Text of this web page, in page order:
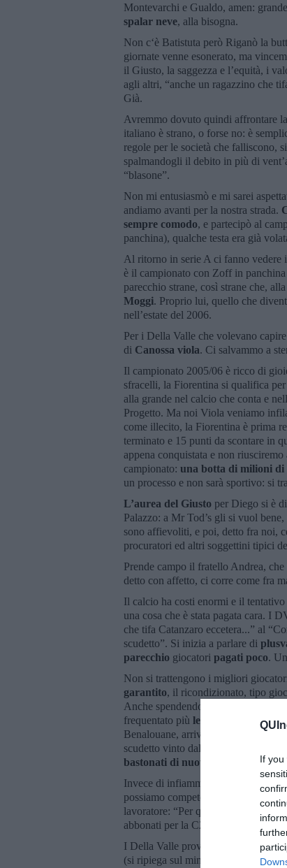
If
Montevarchi e Gualdo, amen:
spalar neve, alla bisogna.
Non c‘è Batistuta però Riganò la
giornate venne esonerato, ma
il Giusto, la saggezza e l’equità, i
agli altri, “anche un ragazzino che
Già.
Avremmo dovuto quindi affrontare
italiano è strano, o forse no: è
regole per le società che falliscono,
spalmandogli il debito in più di
“blasone”.
Non mi entusiasmò e mi sarei
andiamo avanti per la nostra strada.
sempre comodo, e partecipò al
panchina), qualche testa era già
Al ritorno in serie A ci fanno vedere
è il campionato con Zoff in
parecchio strane, così strane che,
Moggi. Proprio lui, quello che
nell’estate del 2006.
Per i Della Valle che volevano
di Canossa viola. Ci salvammo a
Il campionato 2005/06 è ricco di
sfracelli, la Fiorentina si qualifica
alla grande nel calcio che conta e
Progetto. Ma noi Viola veniamo
come illecito, la Fiorentina è prima
terminato e 15 punti da scontare in
appena conquistata e non
campionato: una botta di milioni di
un processo e non sarà sportivo: si
L’aurea del Giusto per Diego si è
Palazzo: a Mr Tod’s gli si vuol
sono affievoliti, e poi, detto fra noi,
procuratori ed altri soggettini tipici
Prende campo il fratello Andrea,
detto con affetto, ci corre come fra
Il calcio ha costi enormi e il
una cosa che è stata pagata cara. I
che tifa Catanzaro eccetera...” al
scudetto”. Si inizia a parlare di
parecchio giocatori pagati poco.
Non si trattengono i migliori
garantito, il ricondizionato, tipo
Anche spendendoci dei bei soldi,
frequentato più le infermerie
del
Benalouane, arrivato rotto al
scudetto vinto dalla sua squadra
bastonati di nuovo
Invece di infiammare i cuori con
possiamo competere con chi ha
lavoratore: “Per quello che prendo
abbonati per la C2 si sbiadisce.
I Della Valle provano a rilanciare, a
(si ripiega sul mini centro dei